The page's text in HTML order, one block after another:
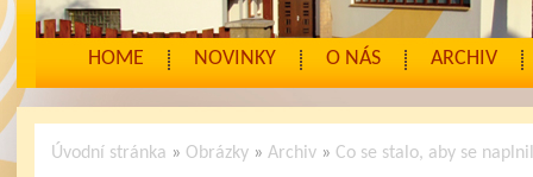
HOME NOVINKY O NÁS ARCHIV
Úvodní stránka » Obrázky »Archiv » Co se stalo, aby se